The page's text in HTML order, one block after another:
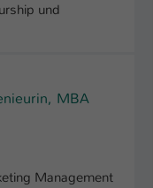
und
MBA
Management